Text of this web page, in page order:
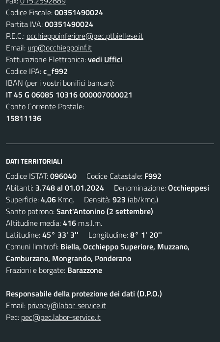
Codice Fiscale:00351490024
Partita IVA:00351490024
P.E.C.:occhieppoinferiore@pec.ptbiellese.it
Email: urp@occhieppoinf.it
Fatturazione Elettronica:vedi Uffici
Codice IPA:c_f992
IBAN (per i vostri bonifici bancari):
IT 45 G 06085 10316 000007000021
Conto Corrente Postale:
15811136
DATI TERRITORIALI
Codice ISTAT:096040 Codice Catastale: F992
Abitanti: 3.748 al 01.01.2024 Denominazione:Occhieppesi
Superficie:4,06 Kmq. Densità:923 (ab/kmq.)
Santo patrono:Sant'Antonino (2 settembre)
Altitudine media:416 m.s.l.m.
Latitudine:45° 33' 3'' Longitudine:8° 1' 20''
Comuni limitrofi: Biella, Occhieppo Superiore, Muzzano,
Camburzano, Mongrando, Ponderano
Frazioni e borgate: Barazzone
Responsabile della protezione dei dati (D.P.O.)
Email: privacy@labor-service.it
Pec: pec@pec.labor-service.it